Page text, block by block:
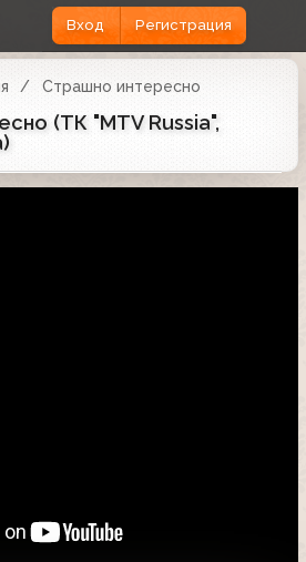
Вход Регистрация
Страшно интересно
(ТК "MTV Russia",